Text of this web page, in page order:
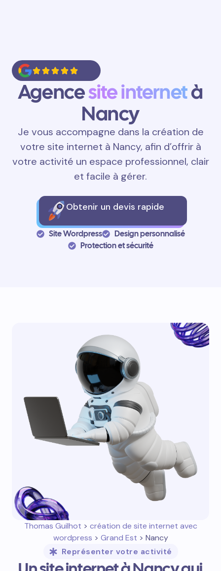
Agencesite internetà
Nancy
Je vous accompagne dans la création de
votre site internet à Nancy, afin d’offrir à
votre activité un espace professionnel, clair
et facile à gérer.
Obtenir un devis rapide
Site Wordpress
Design personnalisé
Protection et sécurité
Thomas Guilhot > création de site internet avec
wordpress > Grand Est > Nancy
Représenter votre activité